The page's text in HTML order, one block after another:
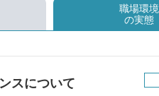
職場環境
の実態
スについて